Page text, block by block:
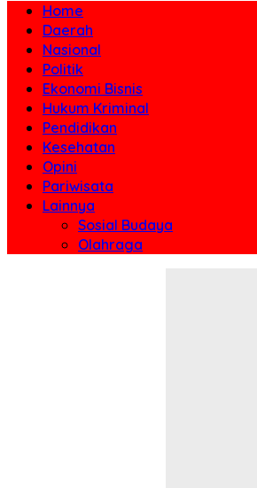
Home
Daerah
Nasional
Politik
Ekonomi Bisnis
Hukum Kriminal
Pendidikan
Kesehatan
Opini
Pariwisata
Lainnya
Sosial Budaya
Olahraga